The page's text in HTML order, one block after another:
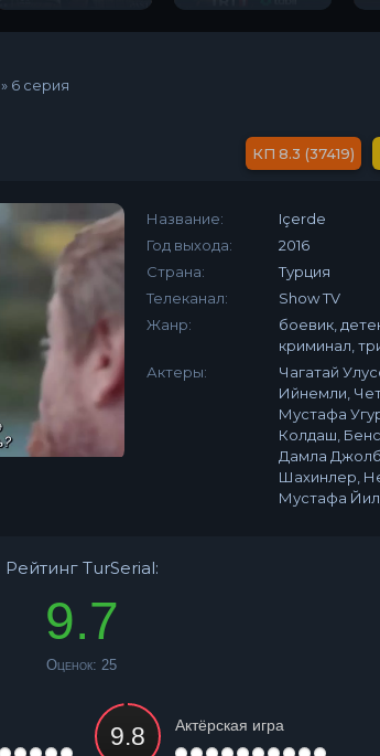
» 6 серия
8.3 (37419)
Название:
Içerde
Год выхода:
2016
Страна:
Турция
Телеканал:
Show TV
Жанр:
боевик,
криминал,
Актеры:
Чагатай
Ийнемли,
Мустафа
Колдаш,
Дамла
Шахинлер,
Мустафа
Рейтинг TurSerial:
9.7
Оценок: 25
Актёрская игра